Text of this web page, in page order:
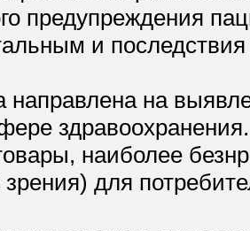
предупреждения
и
на
наиболее
для